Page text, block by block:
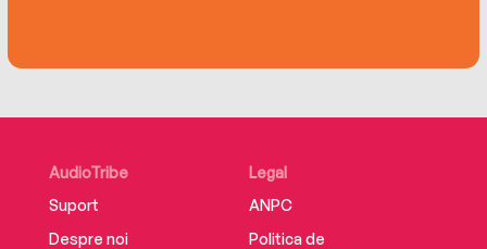
problems. Your heart holds the answer to
AudioTribe
Suport
Despre noi
Legal
ANPC
Politica de